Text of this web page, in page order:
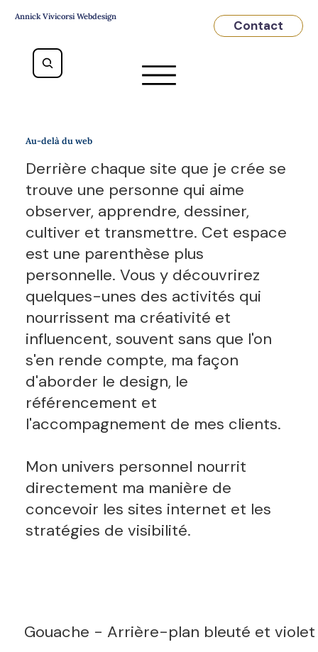
Annick Vivicorsi Webdesign
Contact
Au-delà du web
Derrière chaque site que je crée se
trouve une personne qui aime
observer, apprendre, dessiner,
cultiver et transmettre. Cet espace
est une parenthèse plus
personnelle. Vous y découvrirez
quelques-unes des activités qui
nourrissent ma créativité et
influencent, souvent sans que l'on
s'en rende compte, ma façon
d'aborder le design, le
référencement et
l'accompagnement de mes clients.
Mon univers personnel nourrit
directement ma manière de
concevoir les sites internet et les
stratégies de visibilité.
Gouache - Arrière-plan bleuté et violet